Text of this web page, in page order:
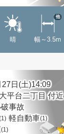
晴 幅～3.5m
他
日(土)14:09
平台二丁目 付近
事故
軽自動車(1)
(1)